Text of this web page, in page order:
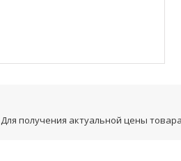
Для получения актуальной цены